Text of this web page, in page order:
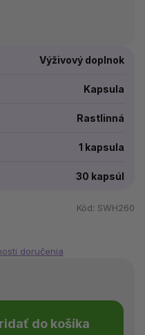
do košíka
Kód: SWH260
Výživový doplnok
Kapsula
Rastlinná
1 kapsula
30 kapsúl
doručenia